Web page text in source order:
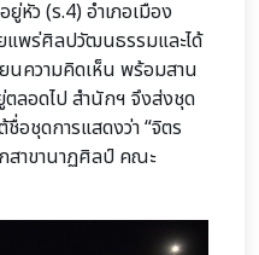
ยู่หัว (ร.4) อำเภอเมือง
แพร่ศิลปวัฒนธรรมและได้
นความคิดเห็น พร้อมสาน
ลอดไป สำนักฯ จึงส่งชุด
อชุดการแสดงว่า “จิตร
สาขานาฏศิลป์ คณะ